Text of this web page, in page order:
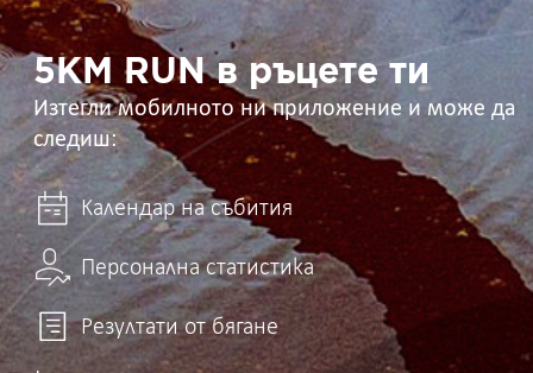
в
ръцете
ти 5KM RUN в ръцете ти
Изтегли мобилното ни приложение и може да
следиш:
Календар на събития
Персонална статистика
Резултати от бягане